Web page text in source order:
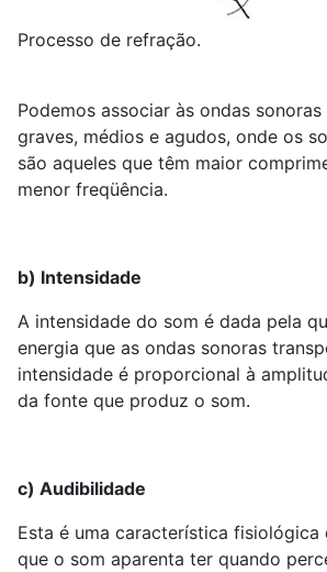
Processo de refração.
Podemos associar às ondas
graves, médios e agudos, onde os
são aqueles que têm maior
menor freqüência.
b) Intensidade
A intensidade do som é dada pela
energia que as ondas sonoras
intensidade é proporcional à
da fonte que produz o som.
c) Audibilidade
Esta é uma característica fisiológica
que o som aparenta ter quando